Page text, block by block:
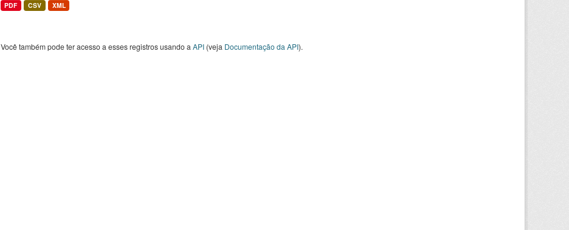
PDF CSV XML
Você também pode ter acesso a esses registros usando a API(veja Documentação da API).